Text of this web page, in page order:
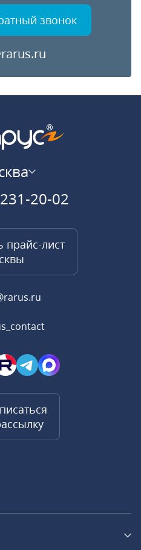
звонок
20-02
прайс-лист